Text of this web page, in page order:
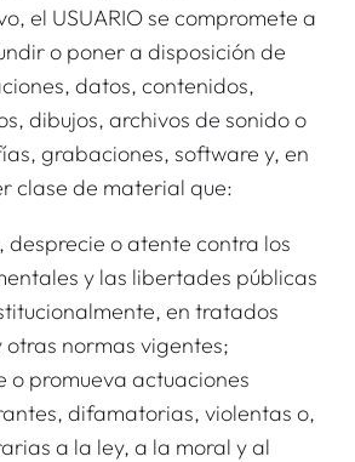
el USUARIO se compromete a
o poner a disposición de
datos, contenidos,
dibujos, archivos de sonido o
grabaciones, software y, en
clase de material que:
desprecie o atente contra los
y las libertades públicas
en tratados
normas vigentes;
o promueva actuaciones
difamatorias, violentas o,
a la ley, a la moral y al